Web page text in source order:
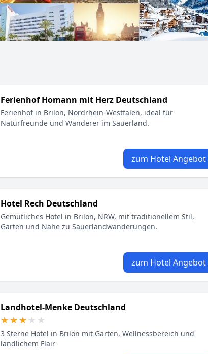
Ferienhof Homann mit Herz Deutschland
Ferienhof in Brilon, Nordrhein-Westfalen, ideal für
Naturfreunde und Wanderer im Sauerland.
zum Hotel Angebot
Hotel Rech Deutschland
Gemütliches Hotel in Brilon, NRW, mit traditionellem Stil,
Garten und Nähe zu Sauerlandwanderungen.
zum Hotel Angebot
Landhotel-Menke Deutschland
★★★★★
★★★★★
3 Sterne Hotel in Brilon mit Garten, Wellnessbereich und
ländlichem Flair